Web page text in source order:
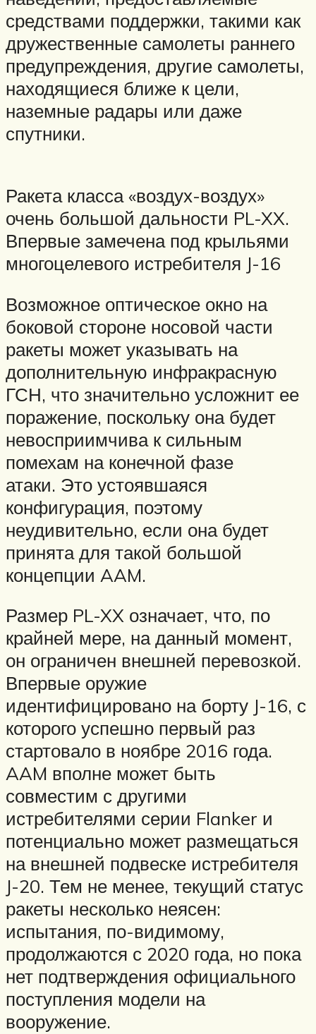
средствами поддержки, такими как
дружественные самолеты раннего
предупреждения, другие самолеты,
находящиеся ближе к цели,
наземные радары или даже
спутники.
Ракета класса «воздух-воздух»
очень большой дальности PL-XX.
Впервые замечена под крыльями
многоцелевого истребителя J-16
Возможное оптическое окно на
боковой стороне носовой части
ракеты может указывать на
дополнительную инфракрасную
ГСН, что значительно усложнит ее
поражение, поскольку она будет
невосприимчива к сильным
помехам на конечной фазе
атаки. Это устоявшаяся
конфигурация, поэтому
неудивительно, если она будет
принята для такой большой
концепции AAM.
Размер PL-XX означает, что, по
крайней мере, на данный момент,
он ограничен внешней перевозкой.
Впервые оружие
идентифицировано на борту J-16, с
которого успешно первый раз
стартовало в ноябре 2016 года.
AAM вполне может быть
совместим с другими
истребителями серии Flanker и
потенциально может размещаться
на внешней подвеске истребителя
J-20. Тем не менее, текущий статус
ракеты несколько неясен:
испытания, по-видимому,
продолжаются с 2020 года, но пока
нет подтверждения официального
поступления модели на
вооружение.